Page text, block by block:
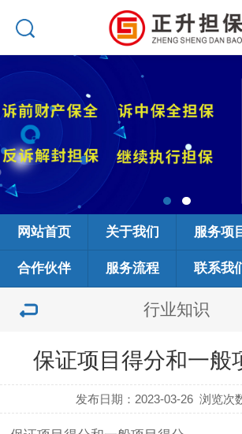
网站首页 关于我们 服务项
合作伙伴 服务流程 联系我
行业知识
保证项目得分和一般
发布日期：2023-03-26 浏览次